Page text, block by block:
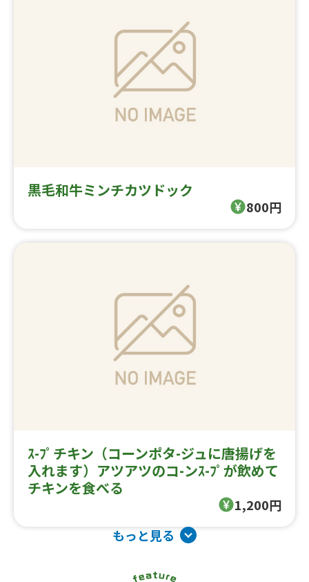
黒毛和牛ミンチカツドック
800円
ｽ-ﾌﾟチキン（コーンポタ-ジュに唐揚げを
入れます）アツアツのコ-ンｽ-ﾌﾟが飲めて
チキンを食べる
1,200円
もっと見る